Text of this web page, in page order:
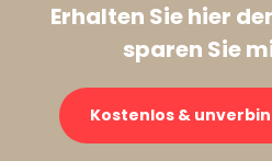
Erhalten Sie hier
sparen Sie
Kostenlos &